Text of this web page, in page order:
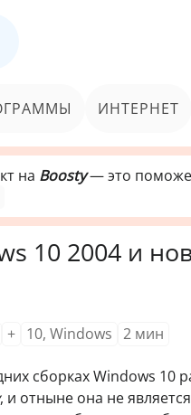
ИНТЕРНЕТ
на Boosty— это
10 2004 и
+ 10, Windows 2 мин
сборках Windows 10
, и отныне она не